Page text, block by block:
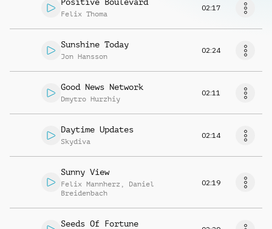
Felix Thoma
02:17
Sunshine Today
Jon Hansson
02:24
Good News Network
Dmytro Hurzhiy
02:11
Daytime Updates
Skydiva
02:14
Sunny View
Felix Mannherz , Daniel
Breidenbach
02:19
Seeds Of Fortune